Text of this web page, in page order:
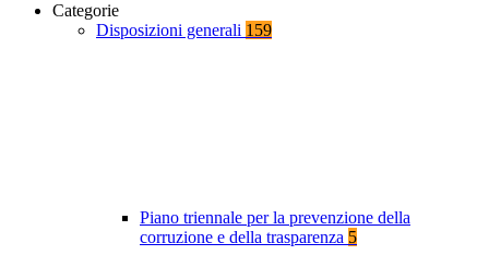
Categorie
Disposizioni generali 159
Piano triennale per la prevenzione della
corruzione e della trasparenza 5